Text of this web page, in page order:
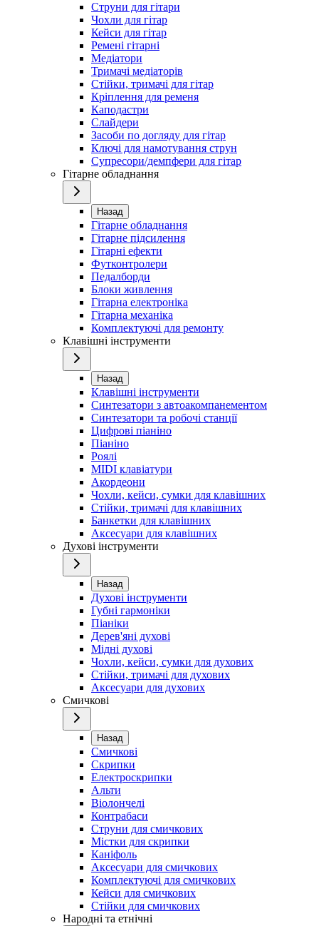
Струни для гітари
Чохли для гітар
Кейси для гітар
Ремені гітарні
Медіатори
Тримачі медіаторів
Стійки, тримачі для гітар
Кріплення для ременя
Каподастри
Слайдери
Засоби по догляду для гітар
Ключі для намотування струн
Супресори/демпфери для гітар
Гітарне обладнання
Назад
Гітарне обладнання
Гітарне підсилення
Гітарні ефекти
Футконтролери
Педалборди
Блоки живлення
Гітарна електроніка
Гітарна механіка
Комплектуючі для ремонту
Клавішні інструменти
Назад
Клавішні інструменти
Синтезатори з автоакомпанементом
Синтезатори та робочі станції
Цифрові піаніно
Піаніно
Роялі
MIDI клавіатури
Акордеони
Чохли, кейси, сумки для клавішних
Стійки, тримачі для клавішних
Банкетки для клавішних
Аксесуари для клавішних
Духові інструменти
Назад
Духові інструменти
Губні гармоніки
Піаніки
Дерев'яні духові
Мідні духові
Чохли, кейси, сумки для духових
Стійки, тримачі для духових
Аксесуари для духових
Смичкові
Назад
Смичкові
Скрипки
Електроскрипки
Альти
Віолончелі
Контрабаси
Струни для смичкових
Містки для скрипки
Каніфоль
Аксесуари для смичкових
Комплектуючі для смичкових
Кейси для смичкових
Стійки для смичкових
Народні та етнічні